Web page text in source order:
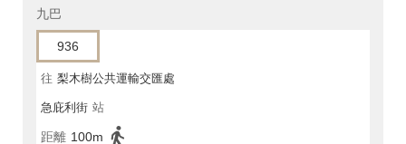
九巴
936
往 梨木樹公共運輸交匯處
急庇利街 站
距離 100m